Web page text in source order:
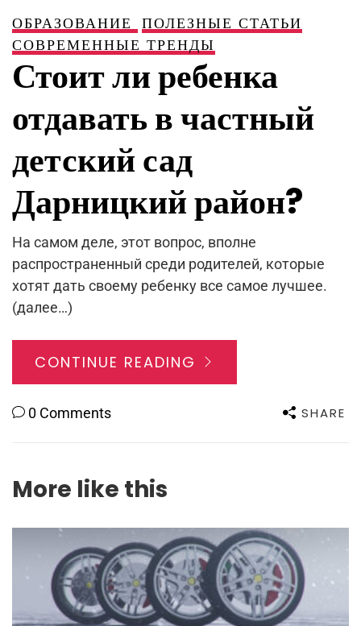
ОБРАЗОВАНИЕ ПОЛЕЗНЫЕ СТАТЬИ
СОВРЕМЕННЫЕ ТРЕНДЫ
Стоит ли ребенка
отдавать в частный
детский сад
Дарницкий район?
На самом деле, этот вопрос, вполне
распространенный среди родителей, которые
хотят дать своему ребенку все самое лучшее.
(далее…)
CONTINUE READING
0 Comments SHARE
More like this